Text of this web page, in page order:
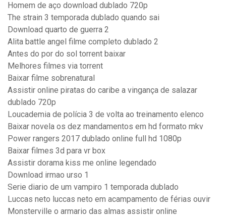
Homem de aço download dublado 720p
The strain 3 temporada dublado quando sai
Download quarto de guerra 2
Alita battle angel filme completo dublado 2
Antes do por do sol torrent baixar
Melhores filmes via torrent
Baixar filme sobrenatural
Assistir online piratas do caribe a vingança de salazar
dublado 720p
Loucademia de polícia 3 de volta ao treinamento elenco
Baixar novela os dez mandamentos em hd formato mkv
Power rangers 2017 dublado online full hd 1080p
Baixar filmes 3d para vr box
Assistir dorama kiss me online legendado
Download irmao urso 1
Serie diario de um vampiro 1 temporada dublado
Luccas neto luccas neto em acampamento de férias ouvir
Monsterville o armario das almas assistir online